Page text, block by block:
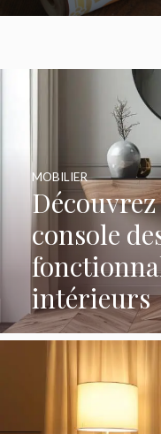
console
intérieurs
MOBILIER